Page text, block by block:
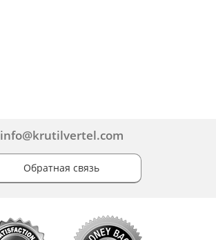
info@krutilvertel.com
Обратная связь